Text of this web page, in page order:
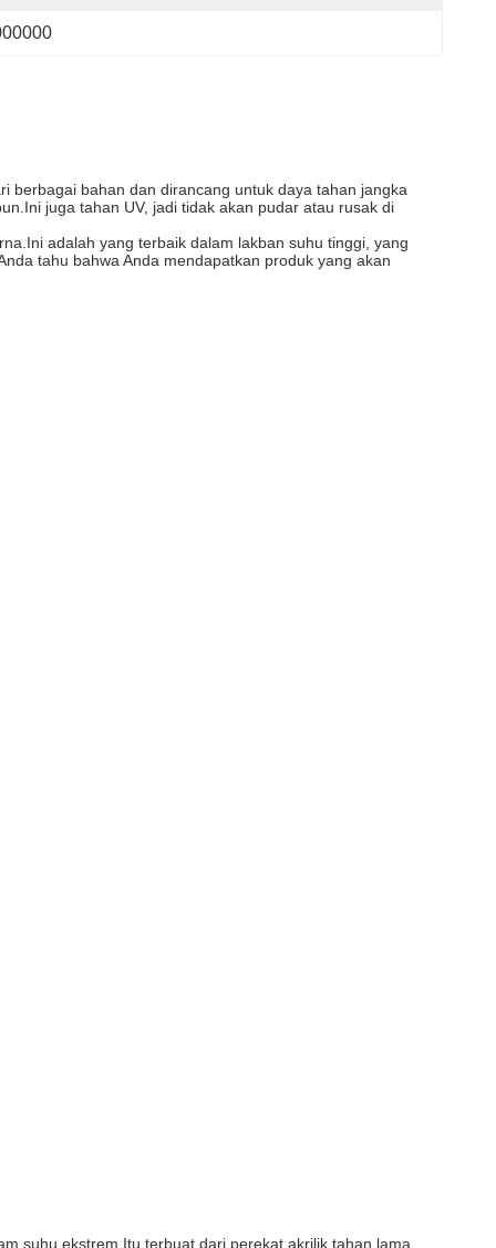
berbagai bahan dan dirancang untuk daya tahan jangka
juga tahan UV, jadi tidak akan pudar atau rusak di
adalah yang terbaik dalam lakban suhu tinggi, yang
tahu bahwa Anda mendapatkan produk yang akan
suhu ekstrem.Itu terbuat dari perekat akrilik tahan lama